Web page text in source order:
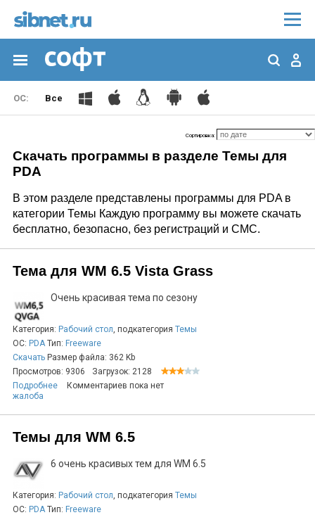
Все
Сортировка:
Скачать программы в разделе Темы для
PDA
В этом разделе представлены программы для PDA в
категории Темы Каждую программу вы можете скачать
бесплатно, безопасно, без регистраций и СМС.
Тема для WM 6.5 Vista Grass
Очень красивая тема по сезону
Категория: Рабочий стол, подкатегория Темы
ОС: PDAТип: Freeware
Скачать Размер файла: 362 Kb
Просмотров: 9306
Загрузок: 2128
Подробнее
Комментариев пока нет
жалоба
Темы для WM 6.5
6 очень красивых тем для WM 6.5
Категория: Рабочий стол, подкатегория Темы
ОС: PDAТип: Freeware